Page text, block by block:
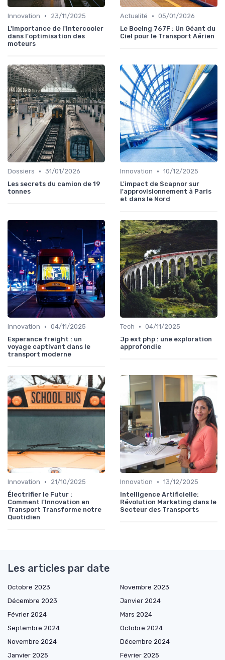
Innovation •
23/11/2025
L'importance de l'intercooler
dans l'optimisation des
moteurs
Actualité • 05/01/2026
Le Boeing 767F : Un Géant du
Ciel pour le Transport Aérien
Dossiers • 31/01/2026
Les secrets du camion de 19
tonnes
Innovation • 10/12/2025
L'impact de Scapnor sur
l'approvisionnement à Paris
et dans le Nord
Innovation • 04/11/2025
Esperance freight : un
voyage captivant dans le
transport moderne
Tech • 04/11/2025
Jp ext php : une exploration
approfondie
Innovation •
21/10/2025
Électrifier le Futur :
Comment l'Innovation en
Transport Transforme notre
Quotidien
Innovation • 13/12/2025
Intelligence Artificielle:
Révolution Marketing dans le
Secteur des Transports
Les articles par date
Octobre 2023
Novembre 2023
Décembre 2023
Janvier 2024
Février 2024
Mars 2024
Septembre 2024
Octobre 2024
Novembre 2024
Décembre 2024
Janvier 2025
Février 2025